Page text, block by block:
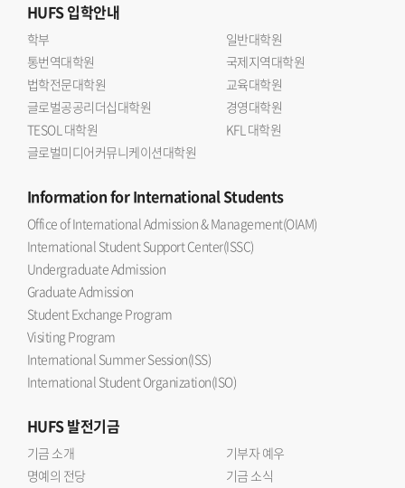
HUFS입학안내
학부
일반대학원
통번역대학원
국제지역대학원
법학전문대학원
교육대학원
글로벌공공리더십대학원
경영대학원
TESOL 대학원
KFL 대학원
글로벌미디어커뮤니케이션대학원
Informationfor International Students
Office of International Admission & Management(OIAM)
International Student Support Center(ISSC)
Undergraduate Admission
Graduate Admission
Student Exchange Program
Visiting Program
International Summer Session(ISS)
International Student Organization(ISO)
HUFS발전기금
기금 소개
기부자 예우
명예의 전당
기금 소식